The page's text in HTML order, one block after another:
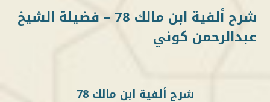
شرح ألفية ابن مالك 78 – فضيلة الشيخ
عبدالرحمن كوني
شرح ألفية ابن مالك 78